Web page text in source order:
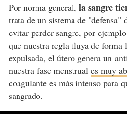
Por norma general, la sangre
trata de un sistema de "defensa"
evitar perder sangre, por
que nuestra regla fluya de forma
expulsada, el útero genera un
nuestra fase menstrual es muy
coagulante es más intenso para
sangrado.